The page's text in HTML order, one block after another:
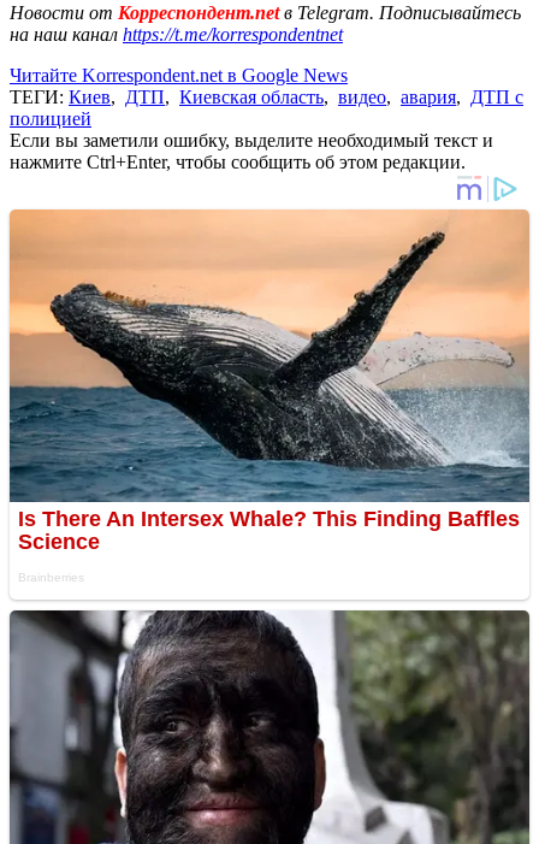
Новости от Корреспондент.netв Telegram. Подписывайтесь
на наш канал https://t.me/korrespondentnet
Читайте Korrespondent.net в Google News
ТЕГИ: Киев, ДТП, Киевская область, видео, авария, ДТП с
полицией
Если вы заметили ошибку, выделите необходимый текст и
нажмите Ctrl+Enter, чтобы сообщить об этом редакции.